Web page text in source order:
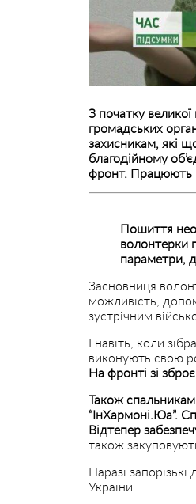
З початку
громадських
захисникам, які
благодійному
фронт. Працюють
Пошиття
волонтерки
параметри,
Засновниця
можливість,
зустрічним
І навіть, коли
виконують свою
На фронті зі
Також
“ІнХармоні.Юа”.
Відтепер
також
Наразі
України.